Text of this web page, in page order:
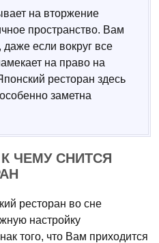
на вторжение
пространство. Вам
если вокруг все
на право на
ресторан здесь
заметна
ЧЕМУ СНИТСЯ
ресторан во сне
настройку
того, что Вам приходится